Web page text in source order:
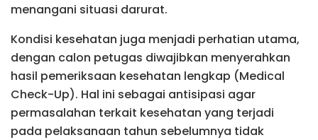
menangani situasi darurat.
Kondisi kesehatan juga menjadi perhatian utama,
dengan calon petugas diwajibkan menyerahkan
hasil pemeriksaan kesehatan lengkap (Medical
Check-Up). Hal ini sebagai antisipasi agar
permasalahan terkait kesehatan yang terjadi
pada pelaksanaan tahun sebelumnya tidak